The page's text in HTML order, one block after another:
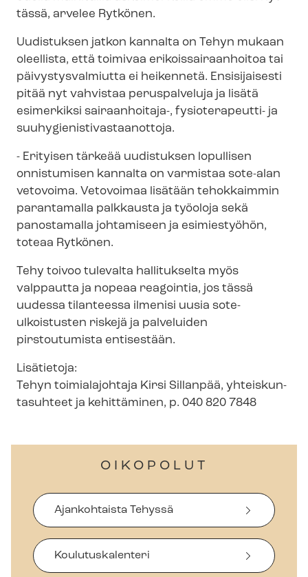
tässä, arvelee Rytkönen.
Uudistuksen jatkon kannalta on Tehyn mukaan
oleellista, että toimivaa eri­kois­sai­raan­hoi­toa tai
päi­vys­tys­val­miut­ta ei heikennetä. Ensisijaisesti
pitää nyt vahvistaa peruspalveluja ja lisätä
esimerkiksi sairaanhoitaja-, fysioterapeutti- ja
suu­hy­gie­nis­ti­vas­taan­ot­to­ja.
- Erityisen tärkeää uudistuksen lopullisen
onnistumisen kannalta on varmistaa sote-alan
vetovoima. Vetovoimaa lisätään tehokkaimmin
parantamalla palkkausta ja työoloja sekä
panostamalla johtamiseen ja esimiestyöhön,
toteaa Rytkönen.
Tehy toivoo tulevalta hallitukselta myös
valppautta ja nopeaa reagointia, jos tässä
uudessa tilanteessa ilmenisi uusia sote-
ulkoistusten riskejä ja palveluiden
pirstoutumista entisestään.
Lisätietoja:
Tehyn toimialajohtaja Kirsi Sillanpää, yh­teis­kun­
ta­suh­teet ja kehittäminen, p. 040 820 7848
OIKOPOLUT
Ajankohtaista Tehyssä
Koulutuskalenteri